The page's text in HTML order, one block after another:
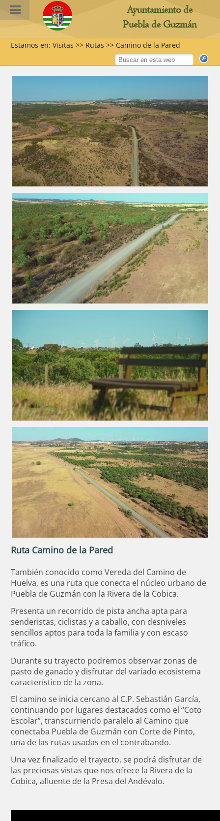
Ayuntamiento de
Puebla de Guzmán
Estamos en: Visitas >> Rutas >> Camino de la Pared
Ruta Camino de la Pared
También conocido como Vereda del Camino de
Huelva, es una ruta que conecta el núcleo urbano de
Puebla de Guzmán con la Rivera de la Cobica.
Presenta un recorrido de pista ancha apta para
senderistas, ciclistas y a caballo, con desniveles
sencillos aptos para toda la familia y con escaso
tráfico.
Durante su trayecto podremos observar zonas de
pasto de ganado y disfrutar del variado ecosistema
característico de la zona.
El camino se inicia cercano al C.P. Sebastián García,
continuando por lugares destacados como el “Coto
Escolar”, transcurriendo paralelo al Camino que
conectaba Puebla de Guzmán con Corte de Pinto,
una de las rutas usadas en el contrabando.
Una vez finalizado el trayecto, se podrá disfrutar de
las preciosas vistas que nos ofrece la Rivera de la
Cobica, afluente de la Presa del Andévalo.